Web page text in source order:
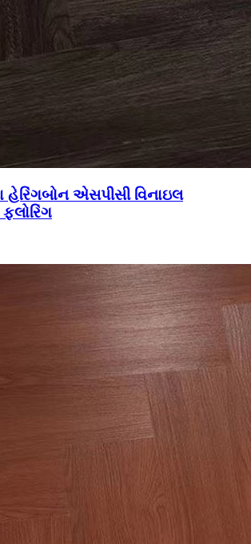
હેરિંગબોન એસપીસી વિનાઇલ